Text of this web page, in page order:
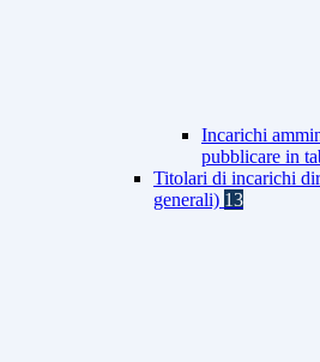
Incarichi
pubblicare in
Titolari di incarichi
generali) 13